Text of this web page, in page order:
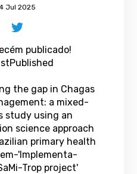
Jul 2025
publicado!
the gap in Chagas
a mixed-
study using an
science approach
primary health
'Implementa-
Trop project'